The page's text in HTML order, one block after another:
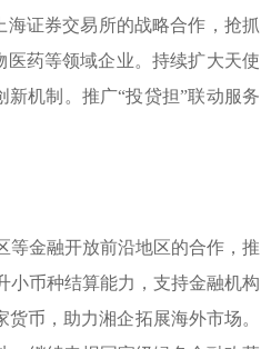
证券交易所的战略合作，抢抓
医药等领域企业。持续扩大天使
机制。推广“投贷担”联动服务
等金融开放前沿地区的合作，推
小币种结算能力，支持金融机构
币，助力湘企拓展海外市场。